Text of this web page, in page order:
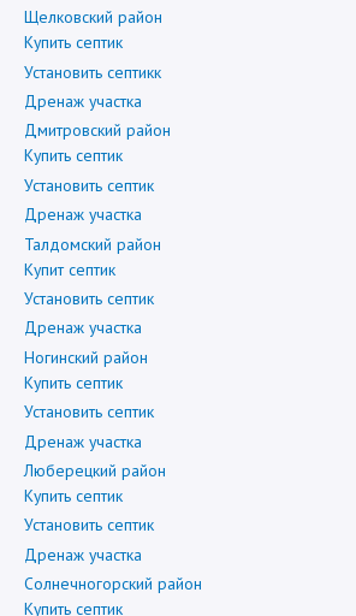
Щелковский район
Купить септик
Установить септикк
Дренаж участка
Дмитровский район
Купить септик
Установить септик
Дренаж участка
Талдомский район
Купит септик
Установить септик
Дренаж участка
Ногинский район
Купить септик
Установить септик
Дренаж участка
Люберецкий район
Купить септик
Установить септик
Дренаж участка
Солнечногорский район
Купить септик